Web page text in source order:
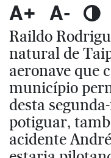
A+ A-
Raildo
natural de
aeronave que
município
desta
potiguar,
acidente